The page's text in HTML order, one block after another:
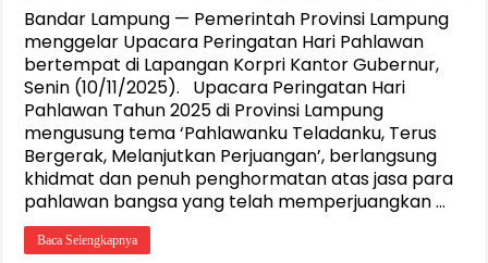
Bandar Lampung — Pemerintah Provinsi Lampung
menggelar Upacara Peringatan Hari Pahlawan
bertempat di Lapangan Korpri Kantor Gubernur,
Senin (10/11/2025). Upacara Peringatan Hari
Pahlawan Tahun 2025 di Provinsi Lampung
mengusung tema ‘Pahlawanku Teladanku, Terus
Bergerak, Melanjutkan Perjuangan’, berlangsung
khidmat dan penuh penghormatan atas jasa para
pahlawan bangsa yang telah memperjuangkan …
Baca Selengkapnya